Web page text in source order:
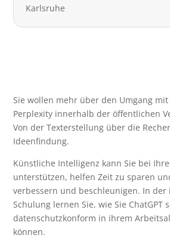
Karlsruhe
Sie wollen mehr über den Umgang mit
Perplexity innerhalb der öffentlichen
Von der Texterstellung über die
Ideenfindung.
Künstliche Intelligenz kann Sie bei
unterstützen, helfen Zeit zu sparen
verbessern und beschleunigen. In der
Schulung lernen Sie, wie Sie ChatGPT
datenschutzkonform in ihrem
können.